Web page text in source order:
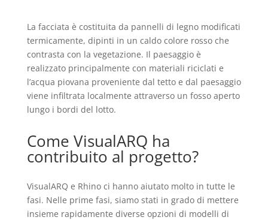
La facciata è costituita da pannelli di legno modificati
termicamente, dipinti in un caldo colore rosso che
contrasta con la vegetazione. Il paesaggio è
realizzato principalmente con materiali riciclati e
l’acqua piovana proveniente dal tetto e dal paesaggio
viene infiltrata localmente attraverso un fosso aperto
lungo i bordi del lotto.
Come VisualARQ ha
contribuito al progetto?
VisualARQ e Rhino ci hanno aiutato molto in tutte le
fasi. Nelle prime fasi, siamo stati in grado di mettere
insieme rapidamente diverse opzioni di modelli di